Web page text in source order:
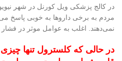
در کالج پزشکی ویل کورنل در شهر
مردم به برخی داروها به خوبی پاسخ
نمی‌دهند. اغلب به عوامل موثر در فشار
در حالی که کلسترول تنها